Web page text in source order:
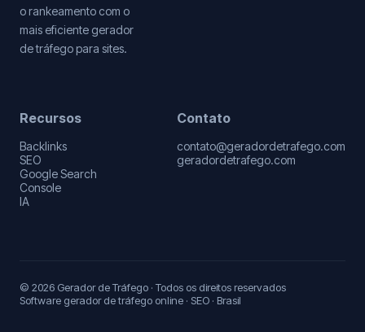
o rankeamento com o
mais eficiente gerador
de tráfego para sites.
Recursos
Backlinks
SEO
Google Search
Console
IA
Contato
contato@geradordetrafego.com
geradordetrafego.com
© 2026 Gerador de Tráfego · Todos os direitos reservados
Software gerador de tráfego online · SEO · Brasil